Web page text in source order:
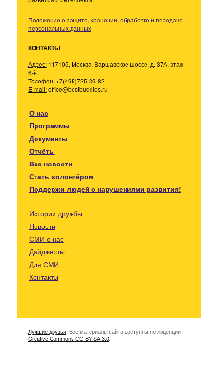
Положение о защите, хранении, обработке и передаче
персональных данных
КОНТАКТЫ
Адрес:117105, Москва, Варшавское шоссе, д. 37А, этаж
6-й.
Телефон:+7(495)725-39-82
E-mail:office@bestbuddies.ru
О нас
Программы
Документы
Отчёты
Все новости
Стать волонтёром
Поддержи людей с нарушениями развития!
Истории дружбы
Новости
СМИ о нас
Дайджесты
Для СМИ
Контакты
Лучшие друзья. Все материалы сайта доступны по лиценции
Creative Commons СС-BY-SA 3.0.